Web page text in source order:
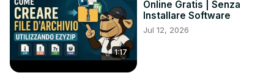
1:17
Online Gratis | Senza
Installare Software
Jul 12, 2026